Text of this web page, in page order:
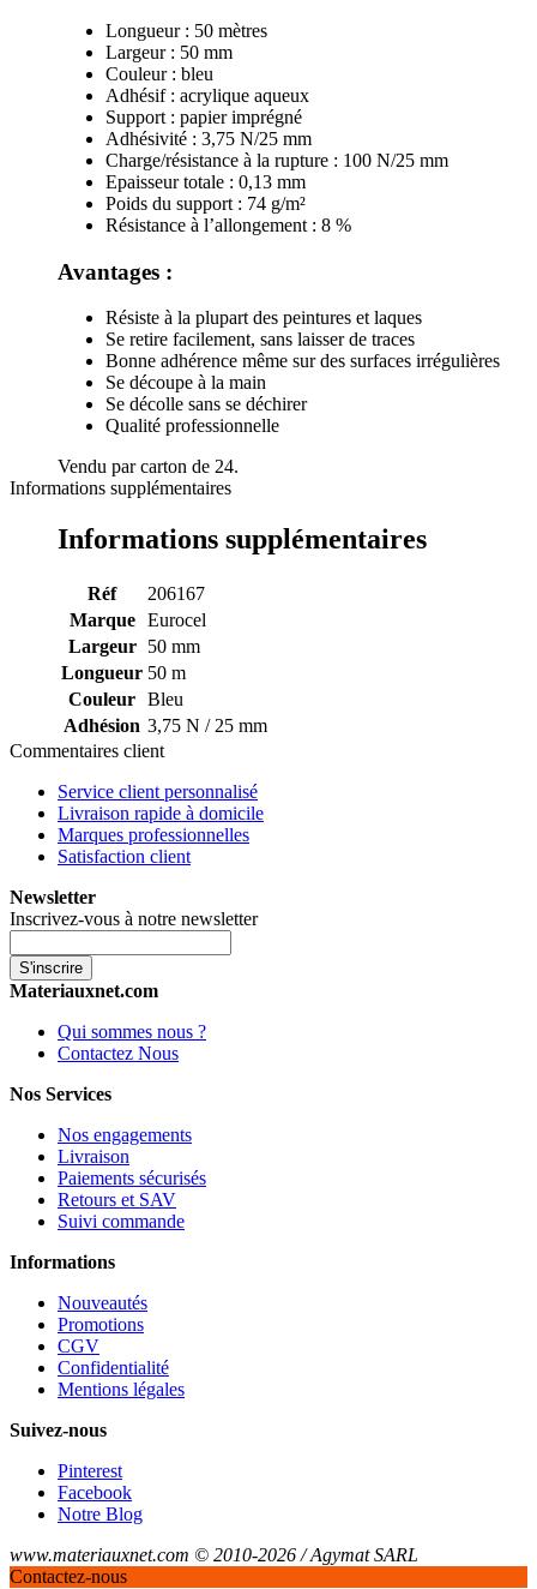
Longueur : 50 mètres
Largeur : 50 mm
Couleur : bleu
Adhésif : acrylique aqueux
Support : papier imprégné
Adhésivité : 3,75 N/25 mm
Charge/résistance à la rupture : 100 N/25 mm
Epaisseur totale : 0,13 mm
Poids du support : 74 g/m²
Résistance à l’allongement : 8 %
Avantages :
Résiste à la plupart des peintures et laques
Se retire facilement, sans laisser de traces
Bonne adhérence même sur des surfaces irrégulières
Se découpe à la main
Se décolle sans se déchirer
Qualité professionnelle
Vendu par carton de 24.
Informations supplémentaires
Informations supplémentaires
Réf
206167
Marque
Eurocel
Largeur
50 mm
Longueur 50 m
Couleur Bleu
Adhésion 3,75 N / 25 mm
Commentaires client
Service client personnalisé
Livraison rapide à domicile
Marques professionnelles
Satisfaction client
Newsletter
Inscrivez-vous à notre newsletter
S'inscrire
Materiauxnet.com
Qui sommes nous ?
Contactez Nous
Nos Services
Nos engagements
Livraison
Paiements sécurisés
Retours et SAV
Suivi commande
Informations
Nouveautés
Promotions
CGV
Confidentialité
Mentions légales
Suivez-nous
Pinterest
Facebook
Notre Blog
www.materiauxnet.com © 2010-2026 / Agymat SARL
Contactez-nous